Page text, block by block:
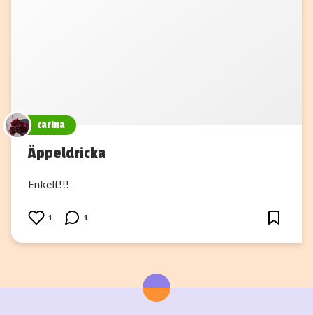
carina
Äppeldricka
Enkelt!!!
1 1